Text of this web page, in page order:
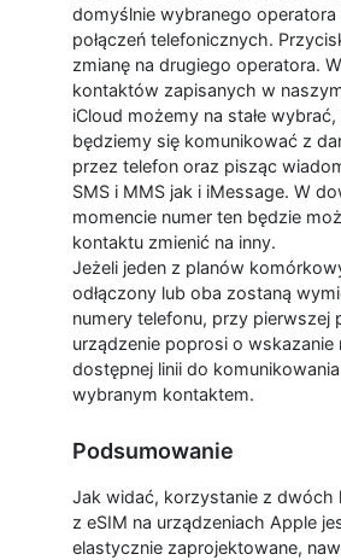
domyślnie wybranego operatora
połączeń telefonicznych.
zmianę na drugiego operatora.
kontaktów zapisanych w
iCloud możemy na stałe
będziemy się komunikować z
przez telefon oraz pisząc
SMS i MMS jak i iMessage. W
momencie numer ten będzie
kontaktu zmienić na inny.
Jeżeli jeden z planów
odłączony lub oba zostaną
numery telefonu, przy pierwszej
urządzenie poprosi o wskazanie
dostępnej linii do
wybranym kontaktem.
Podsumowanie
Jak widać, korzystanie z dwóch
z eSIM na urządzeniach Apple
elastycznie zaprojektowane,